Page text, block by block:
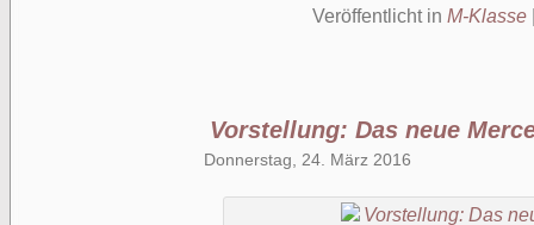
Veröffentlicht in M-Klasse
Vorstellung: Das neue
Donnerstag, 24. März 2016